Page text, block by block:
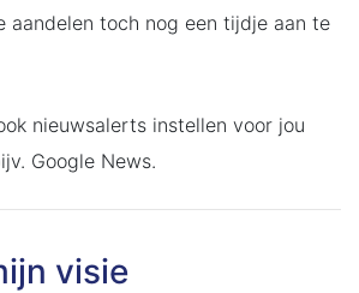
aandelen toch nog een tijdje aan te
nieuwsalerts instellen voor jou
Google News.
visie